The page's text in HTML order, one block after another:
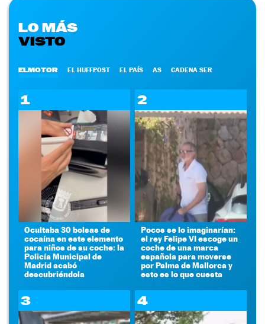
LO MÁS
VISTO
ELMOTOR EL HUFFPOST EL PAÍS AS CADENA SER
1
Ocultaba 30 bolsas de
cocaína en este elemento
para niños de su coche: la
Policía Municipal de
Madrid acabó
descubriéndola
2
Pocos se lo imaginarían:
el rey Felipe VI escoge un
coche de una marca
española para moverse
por Palma de Mallorca y
esto es lo que cuesta
3 4